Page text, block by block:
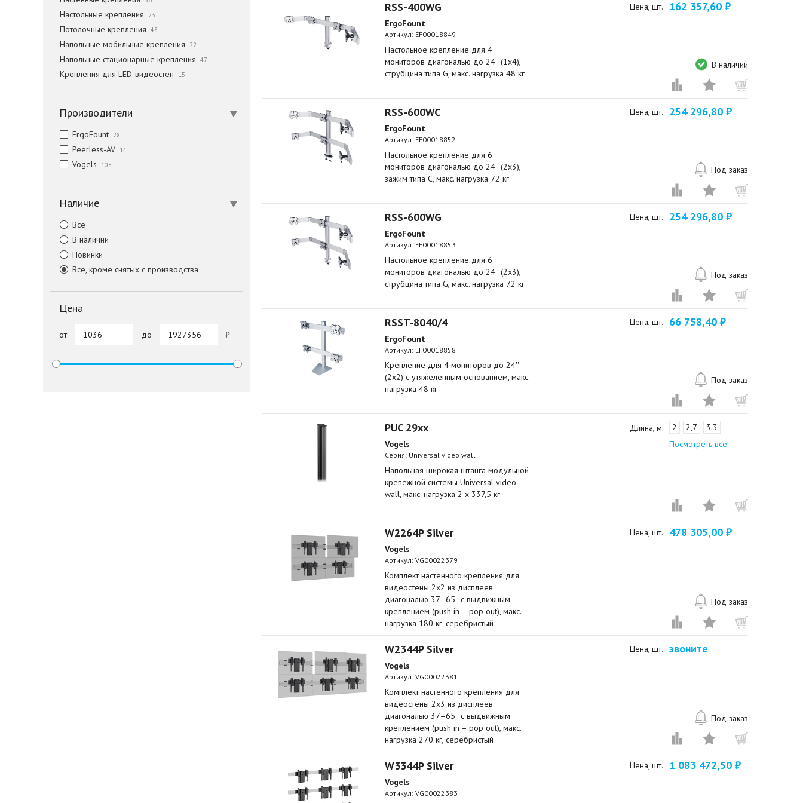
Настольные крепления 23
Потолочные крепления 48
Напольные мобильные крепления 22
Напольные стационарные крепления 47
Крепления для LED-видеостен 15
Производители
ErgoFount 28
Peerless-AV 14
Vogels 108
Наличие
Все
В наличии
Новинки
Все, кроме снятых с производства
Цена
от до
RSS-400WG
ErgoFount
Артикул: EF00018849
Настольное крепление для 4
мониторов диагональю до 24'' (1х4),
струбцина типа G, макс. нагрузка 48 кг
Цена, шт. 162 357,60 ₽
В наличии
RSS-600WC
ErgoFount
Артикул: EF00018852
Настольное крепление для 6
мониторов диагональю до 24'' (2х3),
зажим типа C, макс. нагрузка 72 кг
Цена, шт. 254 296,80 ₽
Под заказ
RSS-600WG
ErgoFount
Артикул: EF00018853
Настольное крепление для 6
мониторов диагональю до 24'' (2х3),
струбцина типа G, макс. нагрузка 72 кг
Цена, шт. 254 296,80 ₽
Под заказ
RSST-8040/4
ErgoFount
Артикул: EF00018858
Крепление для 4 мониторов до 24''
(2x2) с утяжеленным основанием, макс.
нагрузка 48 кг
Цена, шт. 66 758,40 ₽
Под заказ
PUC 29xx
Vogels
Серия: Universal video wall
Напольная широкая штанга модульной
крепежной системы Universal video
wall, макс. нагрузка 2 x 337,5 кг
Длина, м: 2 2,7
3.3
Посмотреть все
W2264P Silver
Vogels
Артикул: VG00022379
Комплект настенного крепления для
видеостены 2х2 из дисплеев
диагональю 37–65'' с выдвижным
креплением (push in – pop out), макс.
нагрузка 180 кг, серебристый
Цена, шт. 478 305,00 ₽
Под заказ
W2344P Silver
Vogels
Артикул: VG00022381
Комплект настенного крепления для
видеостены 2х3 из дисплеев
диагональю 37–65'' с выдвижным
креплением (push in – pop out), макс.
нагрузка 270 кг, серебристый
Цена, шт. звоните
Под заказ
W3344P Silver
Vogels
Артикул: VG00022383
Цена, шт. 1 083 472,50 ₽